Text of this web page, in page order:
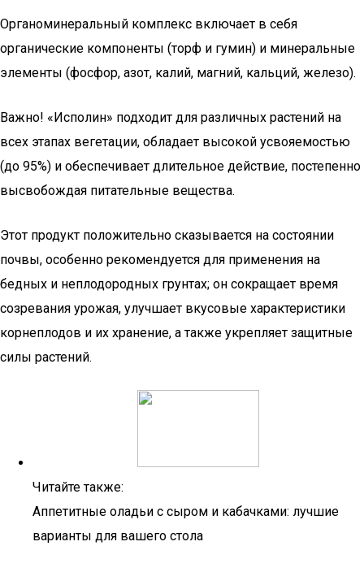
Органоминеральный комплекс включает в себя
органические компоненты (торф и гумин) и минеральные
элементы (фосфор, азот, калий, магний, кальций, железо).
Важно! «Исполин» подходит для различных растений на
всех этапах вегетации, обладает высокой усвояемостью
(до 95%) и обеспечивает длительное действие, постепенно
высвобождая питательные вещества.
Этот продукт положительно сказывается на состоянии
почвы, особенно рекомендуется для применения на
бедных и неплодородных грунтах; он сокращает время
созревания урожая, улучшает вкусовые характеристики
корнеплодов и их хранение, а также укрепляет защитные
силы растений.
Читайте также:
Аппетитные оладьи с сыром и кабачками: лучшие
варианты для вашего стола